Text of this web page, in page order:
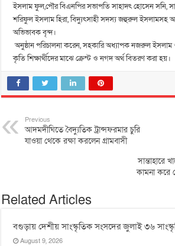
ইসলাম ফুল,পৌর বিএনপির সভাপতি সাহাদৎ হোসেন সনি,
শরিফুল ইসলাম হিরা, বিদ্যুৎসাহী সদস্য জহুরুল ইসলামসহ
অভিভাবক বৃন্দ।
অনুষ্ঠান পরিচালনা করেন, সহকারি অধ্যাপক নজরুল
কৃতি শিক্ষার্থীদের মাঝে ক্রেস্ট ও নগদ অর্থ বিতরণ করা হয়।
Previous
আদমদীঘিতে বৈদ্যুতিক ট্রান্সফরমার চুরি
যাওয়া থেকে রক্ষা করলেন গ্রামবাসী
সান্তাহারে
কামনা করে
Related Articles
বগুড়ায় দেশীয় সাংস্কৃতিক সংসদের জুলাই ৩৬
August 9, 2026